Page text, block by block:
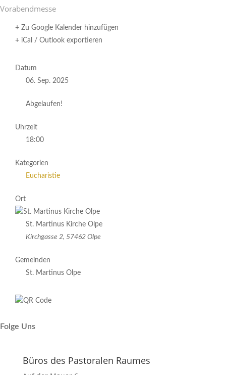
Vorabend­messe
+ Zu Google Kalender hinzufügen
+ iCal / Outlook exportieren
Datum
06. Sep. 2025
Abgelaufen!
Uhrzeit
18:00
Kategorien
Eucharistie
Ort
St. Martinus Kirche Olpe
Kirchgasse 2, 57462 Olpe
Gemeinden
St. Martinus Olpe
Folge Uns
Büros des Pastoralen Raumes